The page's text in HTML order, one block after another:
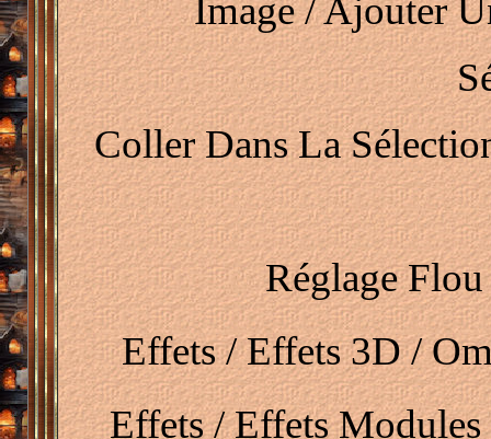
Image / Ajouter
Coller Dans La
Réglage
Effets / Effets 3D /
Effets / Effets